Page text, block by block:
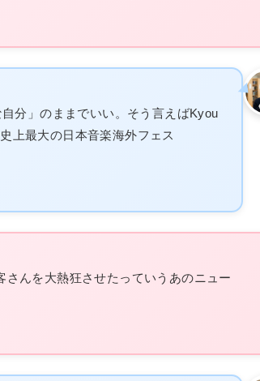
分」のままでいい。そう言えばKyou
上最大の日本音楽海外フェス
んを大熱狂させたっていうあのニュー